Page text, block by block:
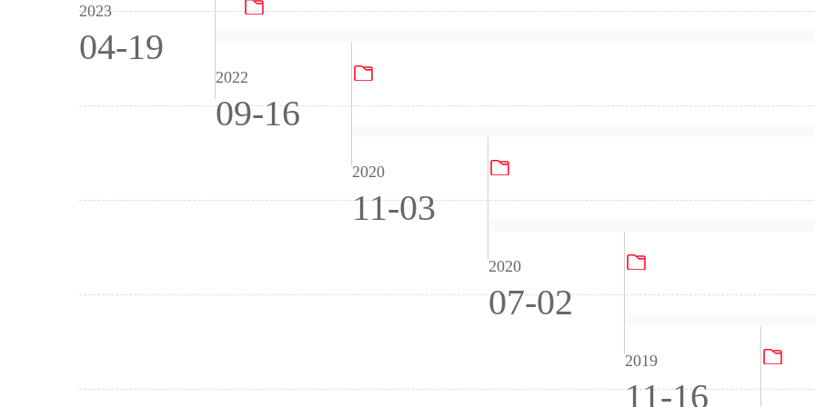
2023
04-19
2022
09-16
2020
11-03
2020
07-02
2019
11-16